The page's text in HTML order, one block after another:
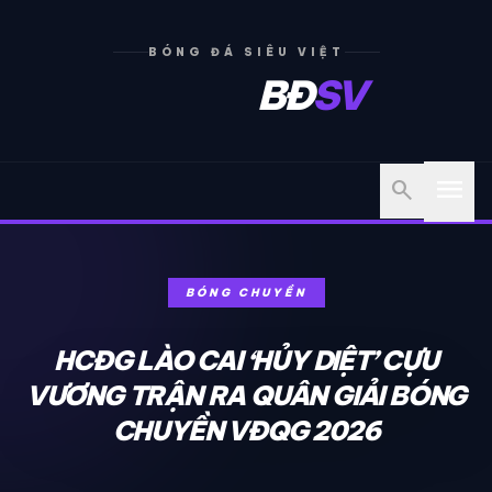
BÓNG ĐÁ SIÊU VIỆT
BĐSV
search
BÓNG CHUYỀN
HCĐG LÀO CAI ‘HỦY DIỆT’ CỰU
VƯƠNG TRẬN RA QUÂN GIẢI BÓNG
CHUYỀN VĐQG 2026